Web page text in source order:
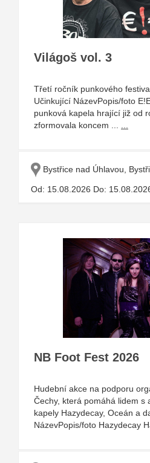
Világoš vol. 3
Třetí ročník punkového
Učinkující NázevPopis/foto
punková kapela hrající již od
zformovala koncem ...
Bystřice nad Úhlavou,
Od: 15.08.2026 Do:
NB Foot Fest 2026
Hudební akce na podporu
Čechy, která pomáhá lidem s
kapely Hazydecay, Oceán a
NázevPopis/foto Hazydecay